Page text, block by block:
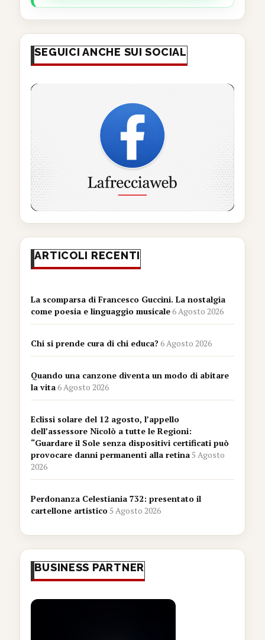
SEGUICI ANCHE SUI SOCIAL
ARTICOLI RECENTI
La scomparsa di Francesco Guccini. La nostalgia
come poesia e linguaggio musicale6 Agosto 2026
Chi si prende cura di chi educa?6 Agosto 2026
Quando una canzone diventa un modo di abitare
la vita6 Agosto 2026
Eclissi solare del 12 agosto, l’appello
dell’assessore Nicolò a tutte le Regioni:
“Guardare il Sole senza dispositivi certificati può
provocare danni permanenti alla retina5 Agosto
2026
Perdonanza Celestiania 732: presentato il
cartellone artistico5 Agosto 2026
BUSINESS PARTNER